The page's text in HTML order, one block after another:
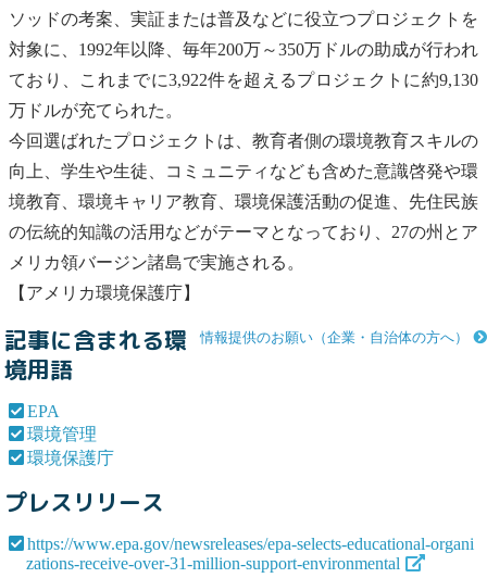
ソッドの考案、実証または普及などに役立つプロジェクトを
対象に、1992年以降、毎年200万～350万ドルの助成が行われ
ており、これまでに3,922件を超えるプロジェクトに約9,130
万ドルが充てられた。
今回選ばれたプロジェクトは、教育者側の環境教育スキルの
向上、学生や生徒、コミュニティなども含めた意識啓発や環
境教育、環境キャリア教育、環境保護活動の促進、先住民族
の伝統的知識の活用などがテーマとなっており、27の州とア
メリカ領バージン諸島で実施される。
【アメリカ環境保護庁】
情報提供のお願い（企業・自治体の方へ）
記事に含まれる環
境用語
EPA
環境管理
環境保護庁
プレスリリース
https://www.epa.gov/newsreleases/epa-selects-educational-organi
zations-receive-over-31-million-support-environmental